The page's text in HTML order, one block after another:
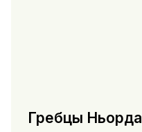
Гребцы Ньорда